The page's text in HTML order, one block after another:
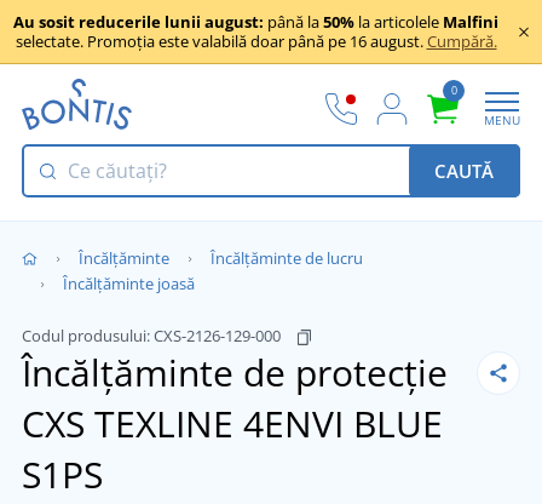
Au sosit reducerile lunii august: până la50% la articolele Malfini
selectate. Promoția este valabilă doar până pe 16 august.Cumpără.
0
MENU
CAUTĂ
Încălţăminte
Încălțăminte de lucru
Încălțăminte joasă
Codul produsului:CXS-2126-129-000
Încălțăminte de protecție
CXS TEXLINE 4ENVI BLUE
S1PS